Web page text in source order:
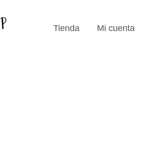
Tienda Mi cuenta